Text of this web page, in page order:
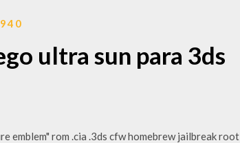
ultra sun para 3ds
emblem" rom .cia .3ds cfw homebrew jailbreak root